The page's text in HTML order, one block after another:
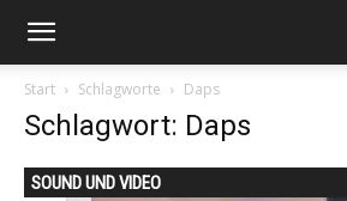
Start Schlagworte Daps
Schlagwort: Daps
SOUND UND VIDEO